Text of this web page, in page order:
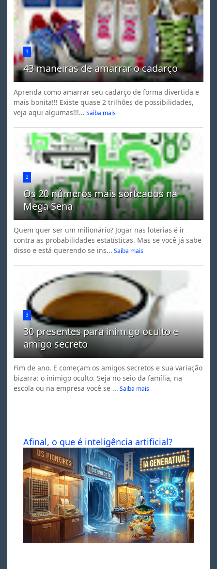
1
43 maneiras de amarrar o cadarço
Aprenda como amarrar seu cadarço de forma divertida e
mais bonita!!! Existe quase 2 trilhões de possibilidades,
veja aqui algumas!!!... Saiba mais
2
Os 20 números mais sorteados na
Mega Sena
Quem quer ser um milionário? Jogar nas loterias é ir
contra as probabilidades estatísticas. Mas se você já sabe
disso e está querendo se ins... Saiba mais
3
30 presentes para inimigo oculto e
amigo secreto
Fim de ano. E começam os amigos secretos e sua variação
bizarra: o inimigo oculto. Seja no seio da família, na
escola ou na empresa você se ... Saiba mais
Afinal, o que é inteligência artificial?